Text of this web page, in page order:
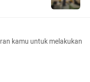
kamu untuk melakukan